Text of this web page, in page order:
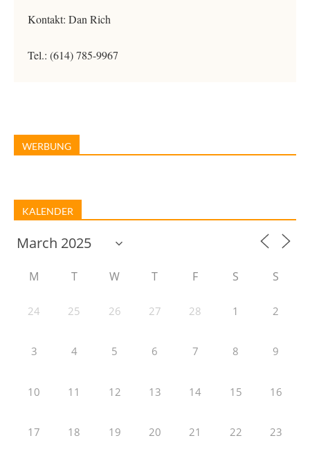
Kontakt: Dan Rich
Tel.: (614) 785-9967
WERBUNG
KALENDER
M T W T F S S
24 25 26 27 28 1 2
3 4 5 6 7 8 9
10 11 12 13 14 15 16
17 18 19 20 21 22 23